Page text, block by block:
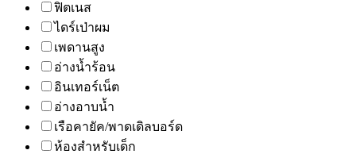
ฟิตเนส
ไดร์เป่าผม
เพดานสูง
อ่างน้ำร้อน
อินเทอร์เน็ต
อ่างอาบน้ำ
เรือคายัค/พาดเดิลบอร์ด
ห้องสำหรับเด็ก